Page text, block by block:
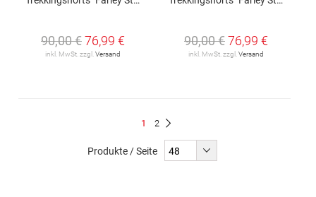
90,00 €76,99 €
inkl. MwSt. zzgl. Versand
90,00 €76,99 €
inkl. MwSt. zzgl. Versand
Du
gerade
1 Seite
2
Produkte / Seite